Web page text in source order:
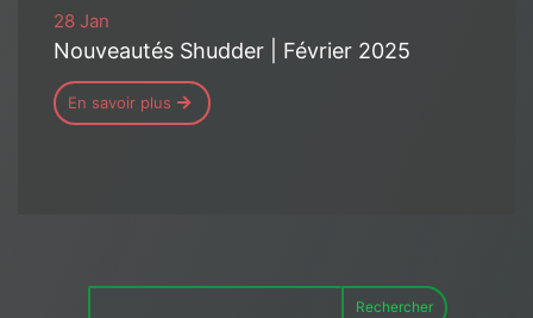
28 Jan
Nouveautés Shudder | Février 2025
En savoir plus
Rechercher